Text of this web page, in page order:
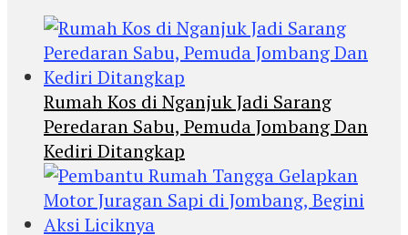
Rumah Kos di Nganjuk Jadi Sarang
Peredaran Sabu, Pemuda Jombang Dan
Kediri Ditangkap